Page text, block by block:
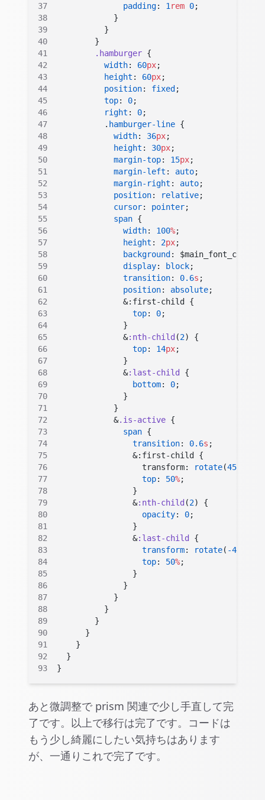
              padding
: 1rem 0;
            }
          }
        }
        .hamburger
{
          width
: 60px;
          height
: 60px;
          position
: fixed ;
          top
: 0;
          right
: 0;
          .
hamburger-line {
            width
: 36px;
            height
: 30px;
            margin-top
: 15px;
            margin-left
: auto;
            margin-right
: auto;
            position
: relative;
            cursor
: pointer;
            span
{
              width
: 100%;
              height
: 2px;
              background
: $main_font_color;
              display
: block;
              transition
: 0.6s ;
              position
: absolute;
              &:first-child {
                top
: 0;
              }
              &
:nth-child (2) {
                top
: 14px;
              }
              &
:last-child
{
                bottom
: 0;
              }
            }
            &
.is-active {
              span
{
                transition
: 0.6s ;
                &:first-child {
                  transform:
rotate(45
                  top
: 50%;
                }
                &
:nth-child (2) {
                  opacity
: 0;
                }
                &
:last-child
{
                  transform
: rotate( -45
                  top
: 50%;
                }
              }
            }
          }
        }
      }
    }
  }
}
あと微調整で prism 関連で少し手直して完
了です。以上で移行は完了です。コードは
もう少し綺麗にしたい気持ちはあります
が、一通りこれで完了です。